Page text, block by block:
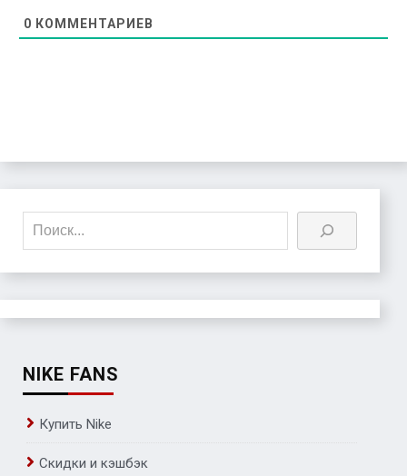
0 КОММЕНТАРИЕВ
Поиск
NIKE FANS
Купить Nike
Скидки и кэшбэк